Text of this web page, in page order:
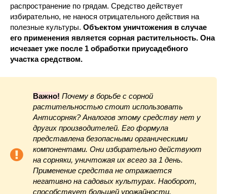
распространение по грядам. Средство действует
избирательно, не нанося отрицательного действия на
полезные культуры. Объектом уничтожения в случае
его применения является сорная растительность. Она
исчезает уже после 1 обработки приусадебного
участка средством.
Важно! Почему в борьбе с сорной
растительностью стоит использовать
Антисорняк? Аналогов этому средству нет у
других производителей. Его формула
представлена безопасными органическими
компонентами. Они избирательно действуют
на сорняки, уничтожая их всего за 1 день.
Применение средства не отражается
негативно на садовых культурах. Наоборот,
способствует большей урожайности.